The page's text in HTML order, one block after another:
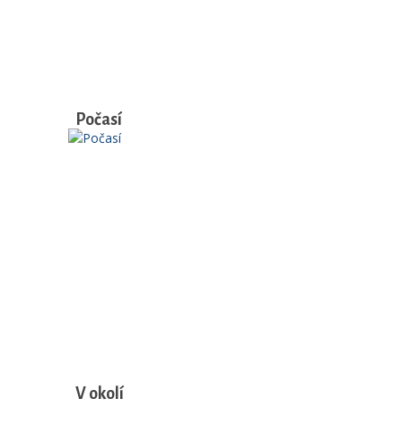
Počasí
V okolí